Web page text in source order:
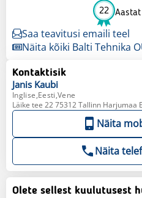
22 Aastat
Saa teavitusi emaili teel
Näita kõiki Balti Tehnika
Kontaktisik
Janis Kaubi
Inglise,Eesti,Vene
Läike tee 22 75312 Tallinn Harjumaa
Näita
Näita
Olete sellest kuulutusest